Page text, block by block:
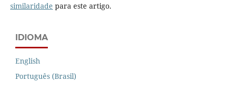
similaridade para este artigo.
IDIOMA
English
Português (Brasil)